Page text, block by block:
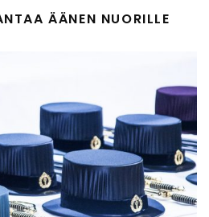
ÄÄNEN NUORILLE